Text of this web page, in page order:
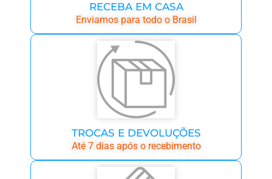
RECEBA EM CASA
Enviamos para todo o Brasil
TROCAS E DEVOLUÇÕES
Até 7 dias após o recebimento